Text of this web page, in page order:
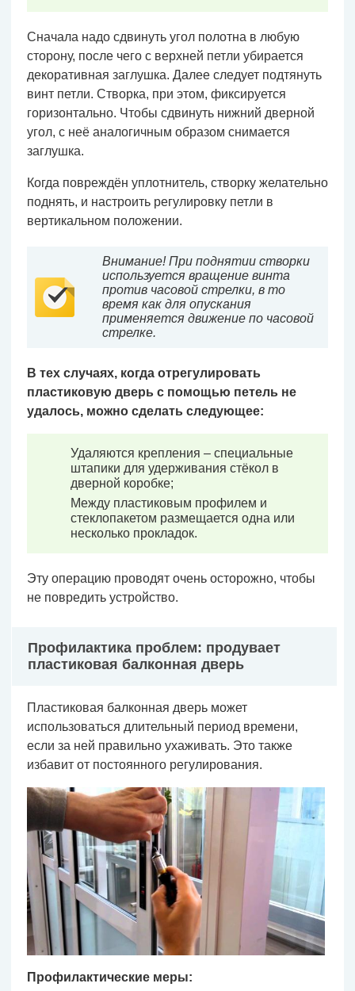
Сначала надо сдвинуть угол полотна в любую
сторону, после чего с верхней петли убирается
декоративная заглушка. Далее следует подтянуть
винт петли. Створка, при этом, фиксируется
горизонтально. Чтобы сдвинуть нижний дверной
угол, с неё аналогичным образом снимается
заглушка.
Когда повреждён уплотнитель, створку желательно
поднять, и настроить регулировку петли в
вертикальном положении.
Внимание! При поднятии створки
используется вращение винта
против часовой стрелки, в то
время как для опускания
применяется движение по часовой
стрелке.
В тех случаях, когда отрегулировать
пластиковую дверь с помощью петель не
удалось, можно сделать следующее:
Удаляются крепления – специальные
штапики для удерживания стёкол в
дверной коробке;
Между пластиковым профилем и
стеклопакетом размещается одна или
несколько прокладок.
Эту операцию проводят очень осторожно, чтобы
не повредить устройство.
Профилактика проблем: продувает
пластиковая балконная дверь
Пластиковая балконная дверь может
использоваться длительный период времени,
если за ней правильно ухаживать. Это также
избавит от постоянного регулирования.
Профилактические меры: